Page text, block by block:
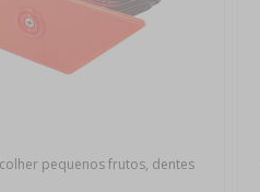
pequenos frutos, dentes